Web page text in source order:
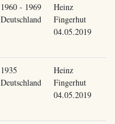
1960 - 1969
Deutschland
Heinz
Fingerhut
04.05.2019
1935
Deutschland
Heinz
Fingerhut
04.05.2019